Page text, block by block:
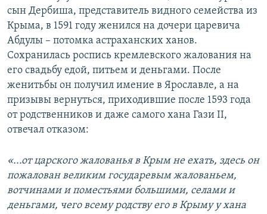
сын Дербиша, представитель видного семейства из
Крыма, в 1591 году женился на дочери царевича
Абдулы – потомка астраханских ханов.
Сохранилась роспись кремлевского жалования на
его свадьбу едой, питьем и деньгами. После
женитьбы он получил имение в Ярославле, а на
призывы вернуться, приходившие после 1593 года
от родственников и даже самого хана Гази ІІ,
отвечал отказом:
«...от царского жалованья в Крым не ехать, здесь он
пожалован великим государевым жалованьем,
вотчинами и поместьями большими, селами и
деньгами, чего всему родству его в Крыму у хана